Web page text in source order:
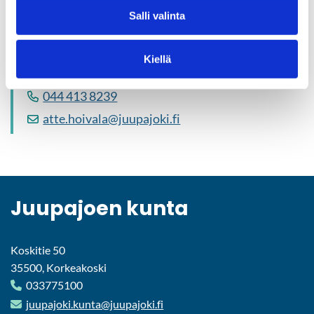
Salli valinta
Kiellä
044 413 8239
atte.hoi­va­la@juu­pa­jo­ki.fi
Juu­pa­joen kunta
Koskitie 50
35500, Korkeakoski
033775100
juu­pa­jo­ki.kunta@juu­pa­jo­ki.fi